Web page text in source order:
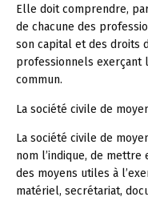
Elle doit comprendre,
de chacune des
son capital et des droits
professionnels exerçant
commun.
La société civile de
La société civile de
nom l’indique, de mettre
des moyens utiles à
matériel, secrétariat,